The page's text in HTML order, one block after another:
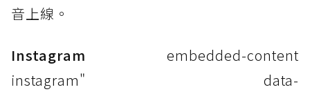
音上線。
Instagram embedded-content
instagram" data-